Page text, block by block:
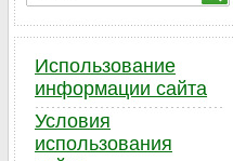
Использование
информации сайта
Условия
использования